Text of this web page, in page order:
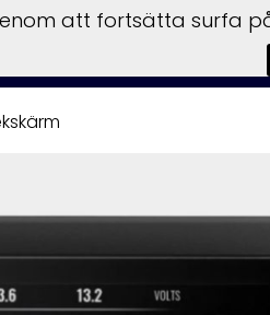
att fortsätta surfa